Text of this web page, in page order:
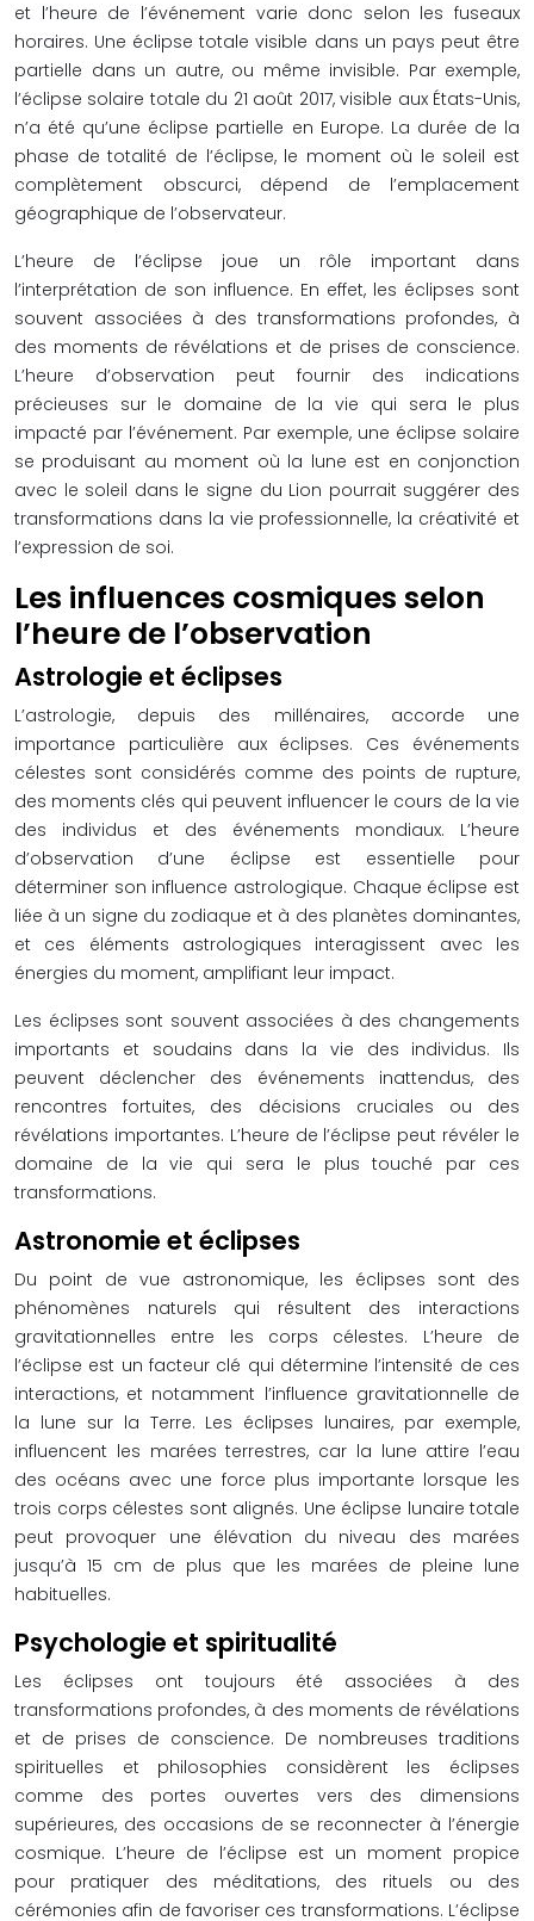
et l’heure de l’événement varie donc selon les fuseaux
horaires. Une éclipse totale visible dans un pays peut être
partielle dans un autre, ou même invisible. Par exemple,
l’éclipse solaire totale du 21 août 2017, visible aux États-Unis,
n’a été qu’une éclipse partielle en Europe. La durée de la
phase de totalité de l’éclipse, le moment où le soleil est
complètement obscurci, dépend de l’emplacement
géographique de l’observateur.
L’heure de l’éclipse joue un rôle important dans
l’interprétation de son influence. En effet, les éclipses sont
souvent associées à des transformations profondes, à
des moments de révélations et de prises de conscience.
L’heure d’observation peut fournir des indications
précieuses sur le domaine de la vie qui sera le plus
impacté par l’événement. Par exemple, une éclipse solaire
se produisant au moment où la lune est en conjonction
avec le soleil dans le signe du Lion pourrait suggérer des
transformations dans la vie professionnelle, la créativité et
l’expression de soi.
Les influences cosmiques selon
l’heure de l’observation
Astrologie et éclipses
L’astrologie, depuis des millénaires, accorde une
importance particulière aux éclipses. Ces événements
célestes sont considérés comme des points de rupture,
des moments clés qui peuvent influencer le cours de la vie
des individus et des événements mondiaux. L’heure
d’observation d’une éclipse est essentielle pour
déterminer son influence astrologique. Chaque éclipse est
liée à un signe du zodiaque et à des planètes dominantes,
et ces éléments astrologiques interagissent avec les
énergies du moment, amplifiant leur impact.
Les éclipses sont souvent associées à des changements
importants et soudains dans la vie des individus. Ils
peuvent déclencher des événements inattendus, des
rencontres fortuites, des décisions cruciales ou des
révélations importantes. L’heure de l’éclipse peut révéler le
domaine de la vie qui sera le plus touché par ces
transformations.
Astronomie et éclipses
Du point de vue astronomique, les éclipses sont des
phénomènes naturels qui résultent des interactions
gravitationnelles entre les corps célestes. L’heure de
l’éclipse est un facteur clé qui détermine l’intensité de ces
interactions, et notamment l’influence gravitationnelle de
la lune sur la Terre. Les éclipses lunaires, par exemple,
influencent les marées terrestres, car la lune attire l’eau
des océans avec une force plus importante lorsque les
trois corps célestes sont alignés. Une éclipse lunaire totale
peut provoquer une élévation du niveau des marées
jusqu’à 15 cm de plus que les marées de pleine lune
habituelles.
Psychologie et spiritualité
Les éclipses ont toujours été associées à des
transformations profondes, à des moments de révélations
et de prises de conscience. De nombreuses traditions
spirituelles et philosophies considèrent les éclipses
comme des portes ouvertes vers des dimensions
supérieures, des occasions de se reconnecter à l’énergie
cosmique. L’heure de l’éclipse est un moment propice
pour pratiquer des méditations, des rituels ou des
cérémonies afin de favoriser ces transformations. L’éclipse